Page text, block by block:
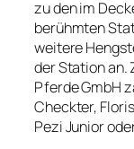
zu den im
berühmten
weitere
der Station an.
Pferde GmbH
Checkter,
Pezi Junior